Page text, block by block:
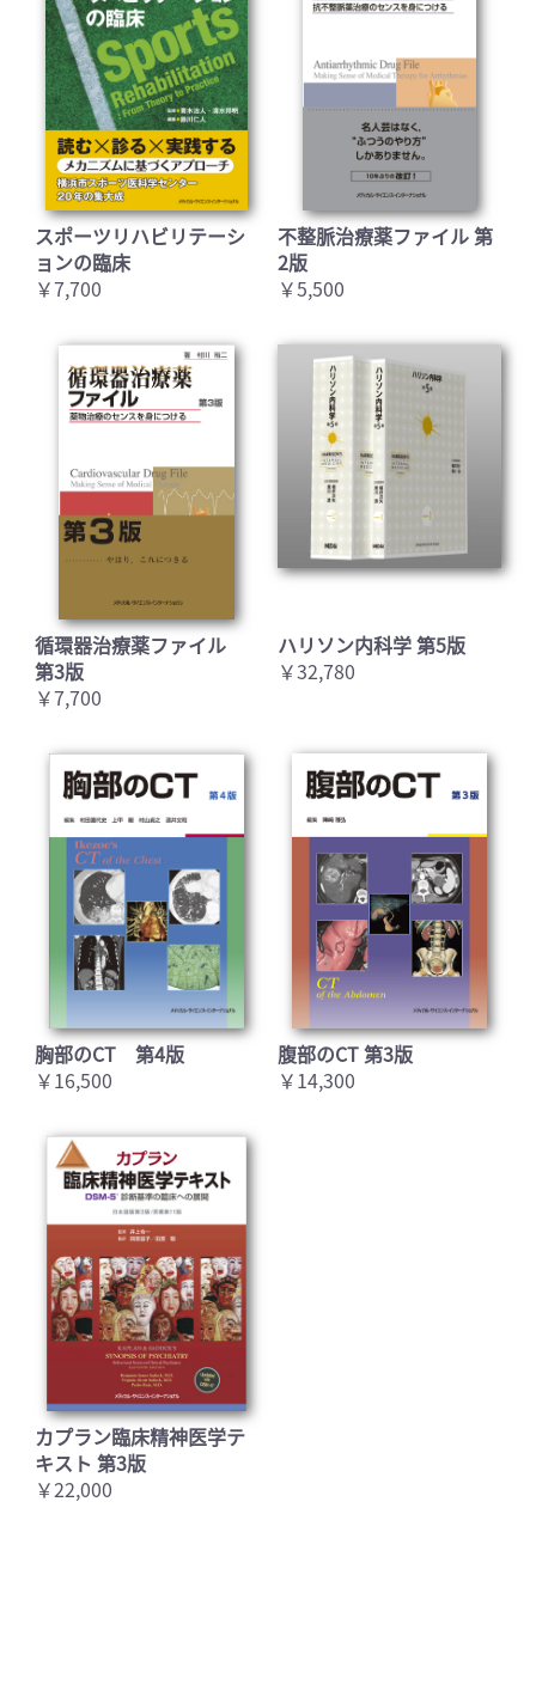
スポーツリハビリテーシ
ョンの臨床
￥7,700
不整脈治療薬ファイル 第
2版
￥5,500
循環器治療薬ファイル
第3版
￥7,700
ハリソン内科学 第5版
￥32,780
胸部のCT 第4版
￥16,500
腹部のCT 第3版
￥14,300
カプラン臨床精神医学テ
キスト 第3版
￥22,000